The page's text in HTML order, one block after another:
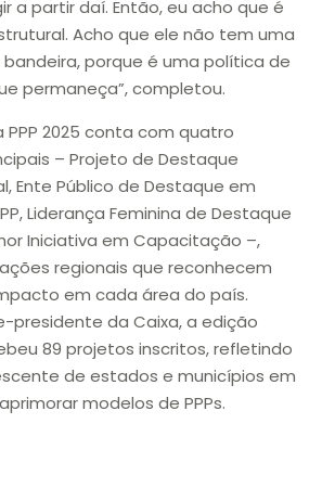
a partir daí. Então, eu acho que é
Acho que ele não tem uma
porque é uma política de
permaneça”, completou.
PPP 2025 conta com quatro
– Projeto de Destaque
Ente Público de Destaque em
Liderança Feminina de Destaque
Iniciativa em Capacitação –,
regionais que reconhecem
em cada área do país.
presidente da Caixa, a edição
89 projetos inscritos, refletindo
de estados e municípios em
modelos de PPPs.